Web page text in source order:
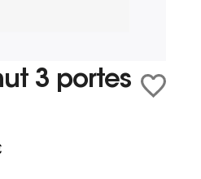
3 portes